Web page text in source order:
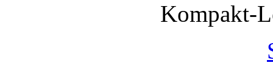
Kompakt-